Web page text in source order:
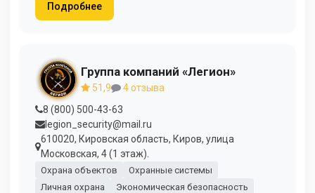
Подробнее
Группа компаний «Легион»
51,9
4 отзыва
8 (800) 500-43-63
legion_security@mail.ru
610020, Кировская область, Киров, улица
Московская, 4 (1 этаж).
Охрана объектов
Охранные системы
Личная охрана
Экономическая безопасность